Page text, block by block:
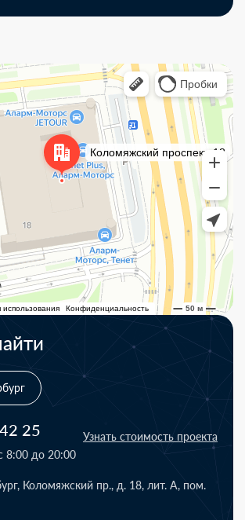
25
8:00 до 20:00
Узнать стоимость проекта
Коломяжский пр., д. 18, лит. А, пом.